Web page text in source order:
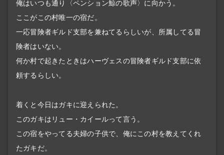
俺はいつも通り〈ペンション鯨の歌声〉に向かう。
ここがこの村唯一の宿だ。
一応冒険者ギルド支部を兼ねてるらしいが、所属してる冒
険者はいない。
何か村で起きたときはハーヴェスの冒険者ギルド支部に依
頼するらしい。
着くと今日はガキに迎えられた。
このガキはリュー・カイールって言う。
この宿をやってる夫婦の子供で、俺にこの村を教えてくれ
たガキだ。